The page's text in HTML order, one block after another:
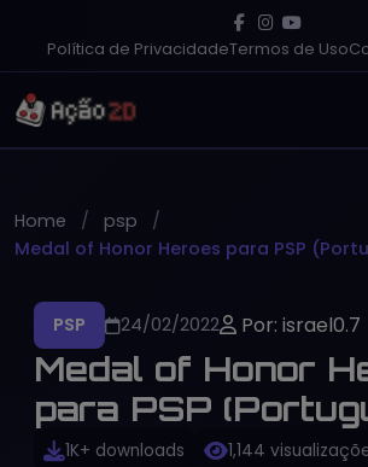
Política de PrivacidadeTermos de Uso
Home
psp
Medal of Honor Heroes para PSP
PSP 24/02/2022 Por: israel0.7
Medal of Honor
para PSP
1K+ downloads 1,144